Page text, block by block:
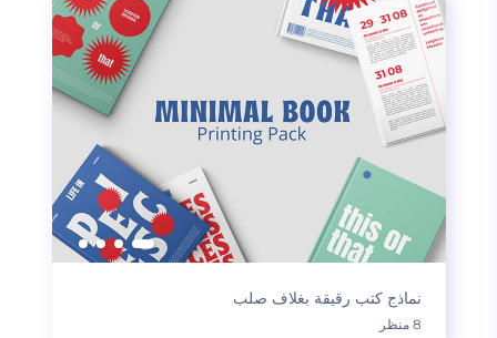
نماذج كتب رقيقة بغلاف صلب
8 منظر